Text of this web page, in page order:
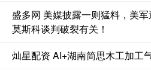
盛多网 美媒披露一则猛料，美
莫斯科谈判破裂有关！
灿星配资 AI+湖南简思木工加工